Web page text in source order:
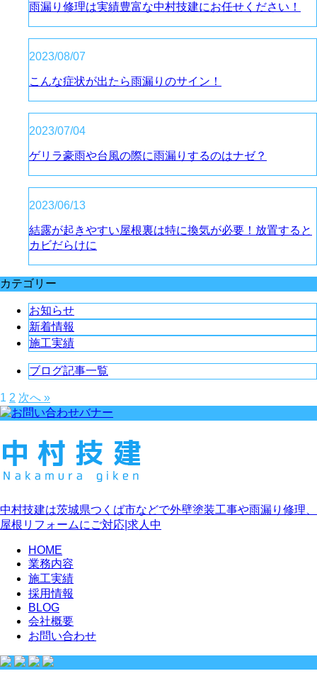
雨漏り修理は実績豊富な中村技建にお任せください！
2023/08/07
こんな症状が出たら雨漏りのサイン！
2023/07/04
ゲリラ豪雨や台風の際に雨漏りするのはナゼ？
2023/06/13
結露が起きやすい屋根裏は特に換気が必要！放置すると
カビだらけに
カテゴリー
お知らせ
新着情報
施工実績
ブログ記事一覧
1 2 次へ »
中村技建は茨城県つくば市などで外壁塗装工事や雨漏り修理、
屋根リフォームにご対応|求人中
HOME
業務内容
施工実績
採用情報
BLOG
会社概要
お問い合わせ